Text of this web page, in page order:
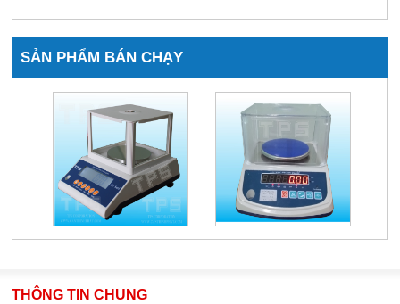
SẢN PHẨM BÁN CHẠY
THÔNG TIN CHUNG